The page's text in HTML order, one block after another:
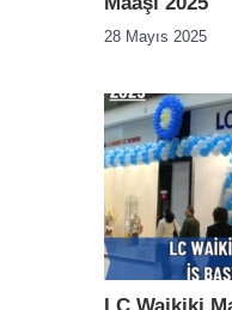
28 Mayıs 2025